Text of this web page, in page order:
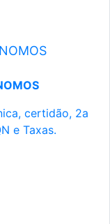
certidão, 2a
e Taxas.